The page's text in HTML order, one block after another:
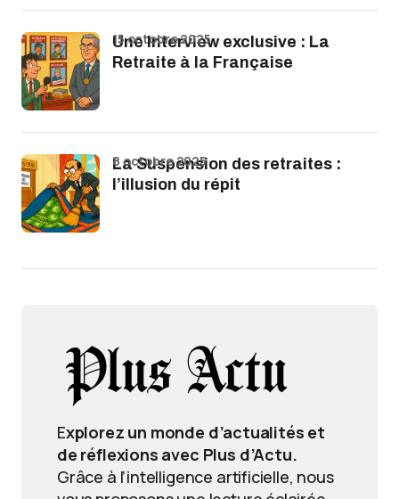
Une Interview exclusive : La
Retraite à la Française
15 octobre 2025
La Suspension des retraites :
l’illusion du répit
8 octobre 2025
Explorez un monde d’actualités et
de réflexions avec Plus d’Actu.
Grâce à l’intelligence artificielle, nous